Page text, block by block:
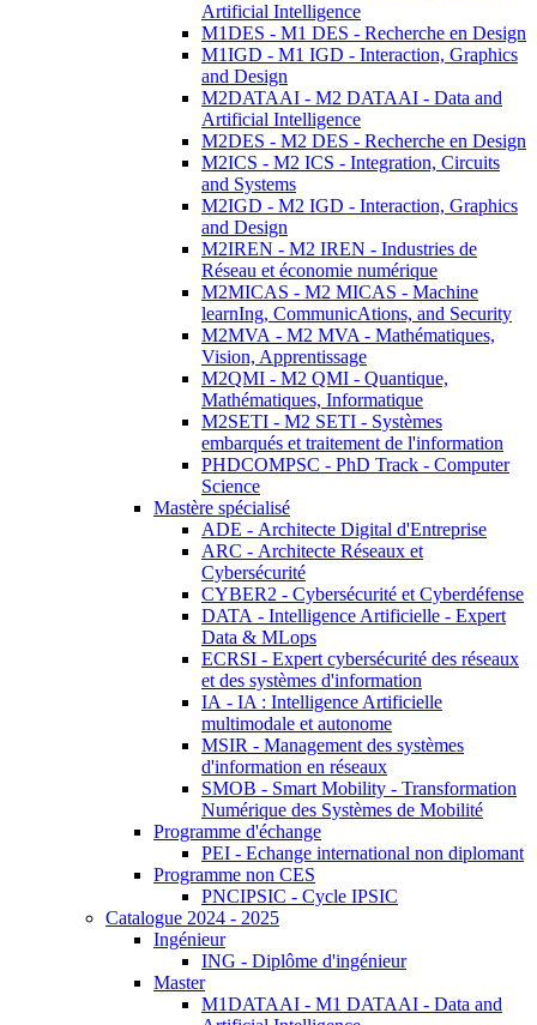
Artificial Intelligence
M1DES - M1 DES - Recherche en Design
M1IGD - M1 IGD - Interaction, Graphics
and Design
M2DATAAI - M2 DATAAI - Data and
Artificial Intelligence
M2DES - M2 DES - Recherche en Design
M2ICS - M2 ICS - Integration, Circuits
and Systems
M2IGD - M2 IGD - Interaction, Graphics
and Design
M2IREN - M2 IREN - Industries de
Réseau et économie numérique
M2MICAS - M2 MICAS - Machine
learnIng, CommunicAtions, and Security
M2MVA - M2 MVA - Mathématiques,
Vision, Apprentissage
M2QMI - M2 QMI - Quantique,
Mathématiques, Informatique
M2SETI - M2 SETI - Systèmes
embarqués et traitement de l'information
PHDCOMPSC - PhD Track - Computer
Science
Mastère spécialisé
ADE - Architecte Digital d'Entreprise
ARC - Architecte Réseaux et
Cybersécurité
CYBER2 - Cybersécurité et Cyberdéfense
DATA - Intelligence Artificielle - Expert
Data & MLops
ECRSI - Expert cybersécurité des réseaux
et des systèmes d'information
IA - IA : Intelligence Artificielle
multimodale et autonome
MSIR - Management des systèmes
d'information en réseaux
SMOB - Smart Mobility - Transformation
Numérique des Systèmes de Mobilité
Programme d'échange
PEI - Echange international non diplomant
Programme non CES
PNCIPSIC - Cycle IPSIC
Catalogue 2024 - 2025
Ingénieur
ING - Diplôme d'ingénieur
Master
M1DATAAI - M1 DATAAI - Data and